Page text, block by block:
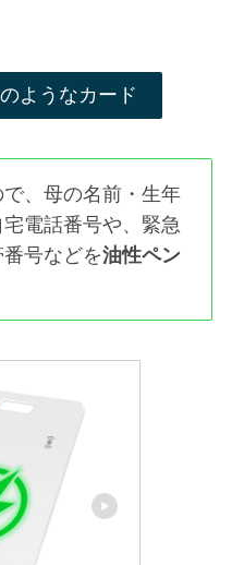
ようなカード
で、母の名前・生年
電話番号や、緊急
号などを油性ペン